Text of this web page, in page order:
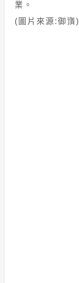
業。
(圖片來源:御嵿)